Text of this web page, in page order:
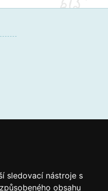
sledovací nástroje s
obsahu